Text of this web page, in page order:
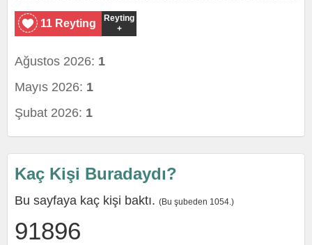
11 Reyting
Reyting
+
Ağustos 2026: 1
Mayıs 2026: 1
Şubat 2026: 1
Kaç Kişi Buradaydı?
Bu sayfaya kaç kişi baktı. (Bu şubeden 1054.)
91896